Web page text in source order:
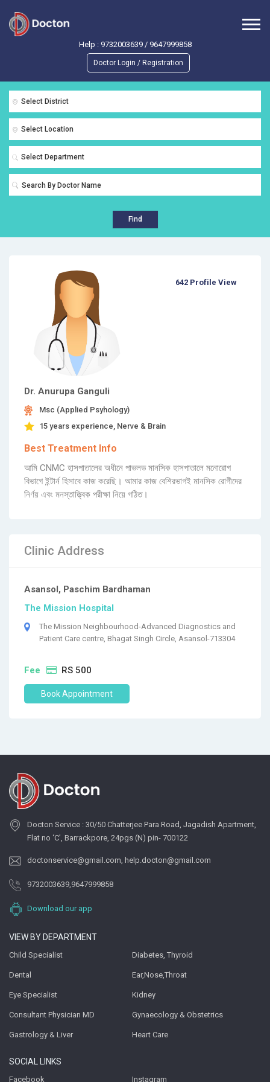
Help : 9732003639/ 9647999858
Doctor Login / Registration
Select District
Select Location
Select Department
Find
Dr. Anurupa Ganguli
Msc (Applied Psyhology)
15 years experience, Nerve & Brain
Best Treatment Info
আমি CNMC হাসপাতালের অধীনে পাভলভ মানসিক হাসপাতালে মনোরোগ
বিভাগে ইন্টার্ন হিসাবে কাজ করেছি। আমার কাজ বেশিরভাগই মানসিক রোগীদের
নির্ণয় এবং মনস্তাত্ত্বিক পরীক্ষা নিয়ে গঠিত।
642 Profile View
Clinic Address
Asansol, Paschim Bardhaman
The Mission Hospital
The Mission Neighbourhood-Advanced Diagnostics and
Patient Care centre, Bhagat Singh Circle, Asansol-713304
Fee RS 500
Book Appointment
Docton Service : 30/50 Chatterjee Para Road, Jagadish Apartment,
Flat no ‘C’, Barrackpore, 24pgs (N) pin- 700122
doctonservice@gmail.com, help.docton@gmail.com
9732003639,9647999858
Download our app
VIEW BY DEPARTMENT
Child Specialist Diabetes, Thyroid
Dental Ear,Nose,Throat
Eye Specialist Kidney
Consultant Physician MD Gynaecology & Obstetrics
Gastrology & Liver Heart Care
SOCIAL LINKS
Facebook Instagram